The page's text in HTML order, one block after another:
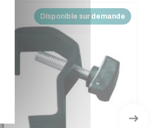
Disponible sur demande